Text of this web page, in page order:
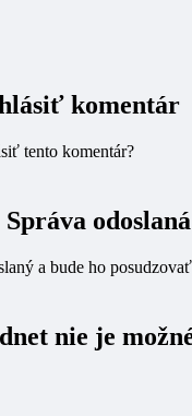
komentár
tento komentár?
Správa odoslaná
a bude ho
nie je